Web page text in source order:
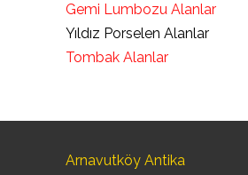
Gemi Lumbozu Alanlar
Yıldız Porselen Alanlar
Tombak Alanlar
Arnavutköy Antika